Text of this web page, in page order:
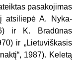
pasakojimas
atsiliepė A. Nyka-
ir K. Bradūnas
ir „Lietuviškasis
1987). Keletą